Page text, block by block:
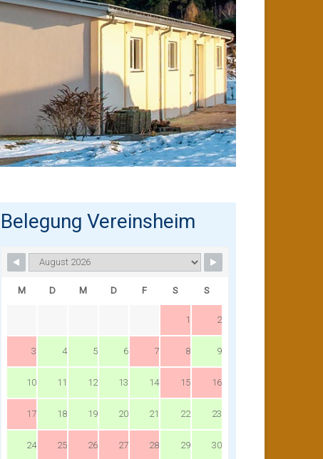
Belegung Vereinsheim
M D M D F S S
1 2
3 4 5 6 7 8 9
10 11 12 13 14 15 16
17 18 19 20 21 22 23
24 25 26 27 28 29 30